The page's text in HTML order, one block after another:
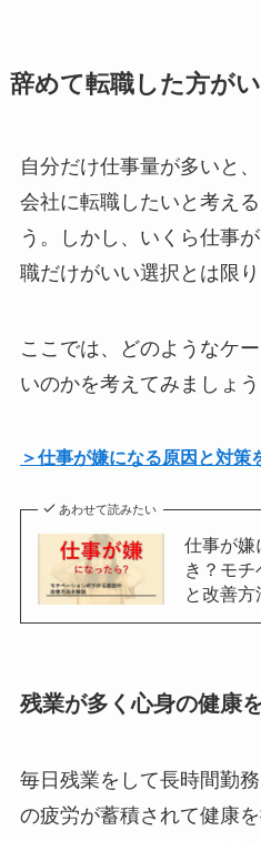
辞めて転職した方が
自分だけ仕事量が多いと
会社に転職したいと考え
う。しかし、いくら仕事
職だけがいい選択とは限り
ここでは、どのようなケ
いのかを考えてみましょう
＞仕事が嫌になる原因と対策
あわせて読みたい
仕事が嫌
き？モ
と改善方
残業が多く心身の健康
毎日残業をして長時間勤
の疲労が蓄積されて健康